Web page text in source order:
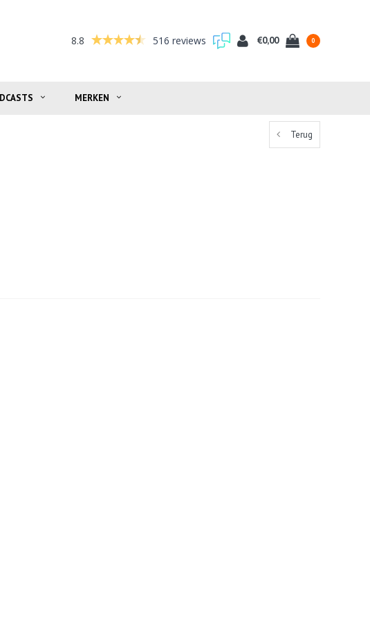
8.8 516 reviews €0,00 0
MERKEN
Terug